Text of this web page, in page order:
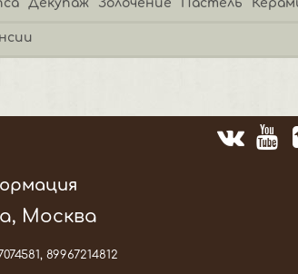
Декупаж Золочение Пастель
Москва
89967214812